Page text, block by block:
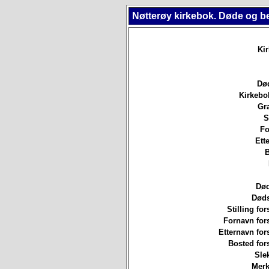
Nøtterøy kirkebok. Døde og
Stilling
Fornavn
Etternavn
Bosted